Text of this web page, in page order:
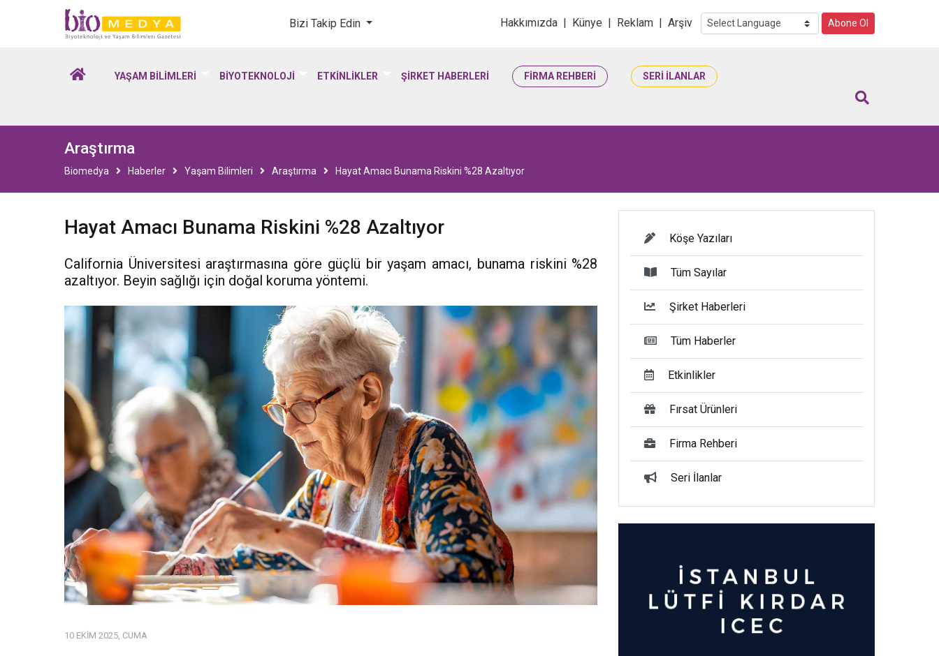
Biomedya - Biyoteknoloji & Yaşam Bilimleri
Bizi Takip Edin Hakkımızda | Künye | Reklam | Arşiv Abone Ol
YAŞAM BİLİMLERİ BİYOTEKNOLOJİ ETKİNLİKLER ŞİRKET HABERLERİ FİRMA REHBERİ SERİ İLANLAR
Araştırma
Biomedya Haberler Yaşam Bilimleri Araştırma Hayat Amacı Bunama Riskini %28 Azaltıyor
Hayat Amacı Bunama Riskini %28 Azaltıyor
California Üniversitesi araştırmasına göre güçlü bir yaşam amacı, bunama riskini %28
azaltıyor. Beyin sağlığı için doğal koruma yöntemi.
10 EKIM 2025, CUMA
Köşe Yazıları
Tüm Sayılar
Şirket Haberleri
Tüm Haberler
Etkinlikler
Fırsat Ürünleri
Firma Rehberi
Seri İlanlar